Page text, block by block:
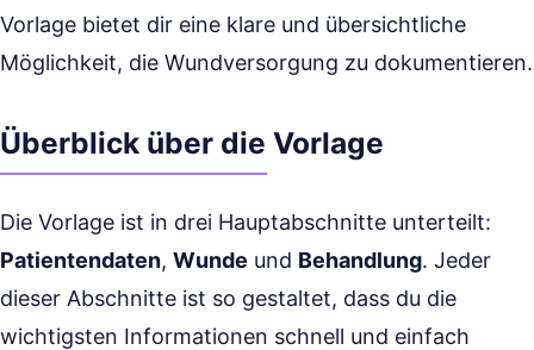
Vorlage bietet dir eine klare und übersichtliche
Möglichkeit, die Wundversorgung zu dokumentieren.
Überblick über die Vorlage
Die Vorlage ist in drei Hauptabschnitte unterteilt:
Patientendaten, Wunde und Behandlung. Jeder
dieser Abschnitte ist so gestaltet, dass du die
wichtigsten Informationen schnell und einfach